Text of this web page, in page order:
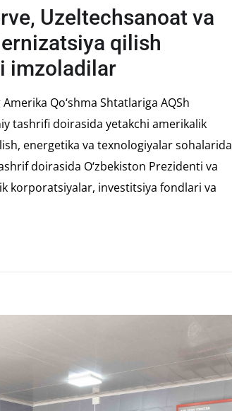
Uzeltechsanoat va
qilish
imzoladilar
Qo‘shma Shtatlariga AQSh
tashrifi doirasida yetakchi amerikalik
energetika va texnologiyalar sohalarida
doirasida O‘zbekiston Prezidenti va
korporatsiyalar, investitsiya fondlari va